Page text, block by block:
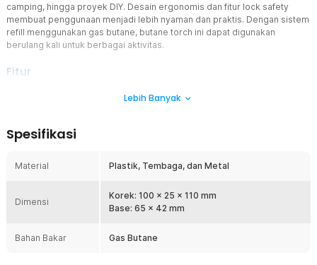
camping, hingga proyek DIY. Desain ergonomis dan fitur lock safety
membuat penggunaan menjadi lebih nyaman dan praktis. Dengan sistem
refill menggunakan gas butane, butane torch ini dapat digunakan
berulang kali untuk berbagai aktivitas.
Fitur
Nosel berbahan tembaga dirancang agar mampu menahan panas
Cocok digunakan untuk aktivitas memasak maupun pekerjaan yang
membutuhkan panas terarah.
Lock Safety yang Praktis
Korek api torch ini sudah dilengkapi fitur pengunci untuk membantu
ini meningkatkan kenyamanan ketika torch dibawa di dalam tas atau
Lebih Banyak
Spesifikasi
Material Plastik, Tembaga, dan Metal
Dimensi
Korek: 100 x 25 x 110 mm
Base: 65 x 42 mm
Bahan Bakar Gas Butane